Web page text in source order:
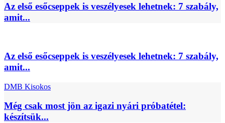
Az első esőcseppek is veszélyesek lehetnek: 7 szabály,
amit...
Az első esőcseppek is veszélyesek lehetnek: 7 szabály,
amit...
DMB Kisokos
Még csak most jön az igazi nyári próbatétel:
készítsük...